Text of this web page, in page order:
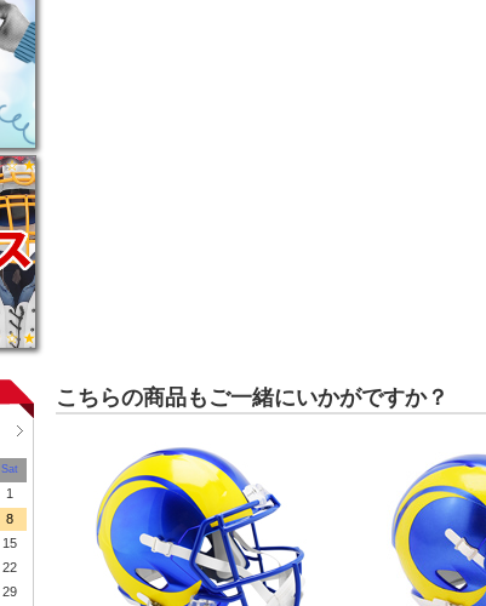
Sat
1
8
15
22
29
こちらの商品もご一緒にいかがですか？